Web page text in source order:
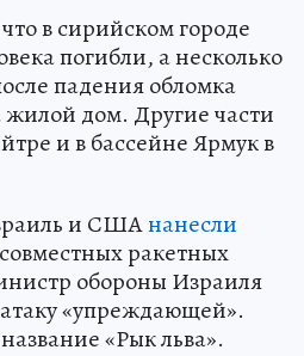
в сирийском городе
погибли, а несколько
падения обломка
дом. Другие части
и в бассейне Ярмук в
и СШАнанесли
ракетных
обороны Израиля
«упреждающей».
«Рык льва».